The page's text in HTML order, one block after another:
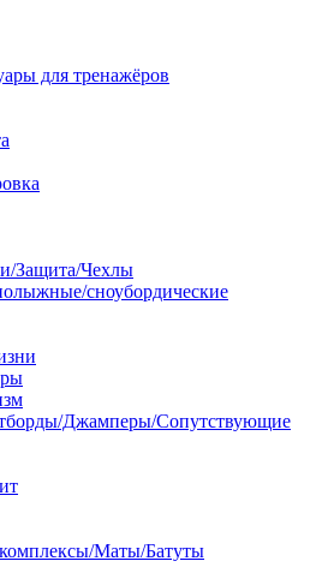
для тренажёров
Защита/Чехлы
сноубордические
Джамперы/Сопутствующие
Маты/Батуты